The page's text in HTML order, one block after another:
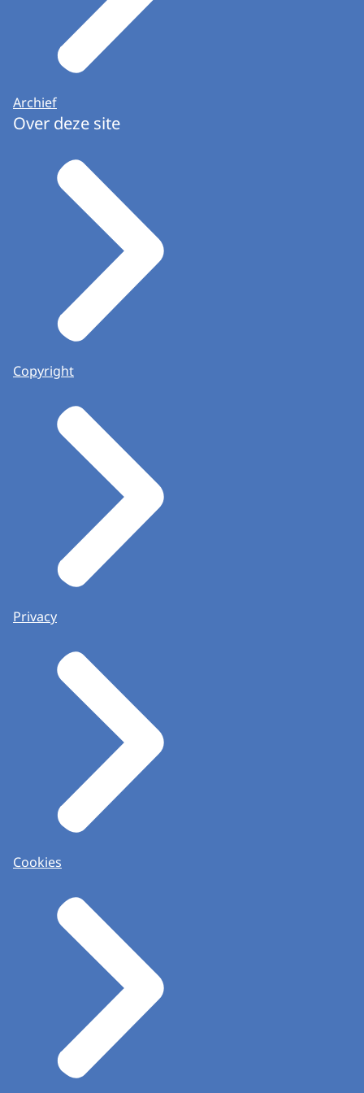
Archief
Over deze site
Copyright
Privacy
Cookies